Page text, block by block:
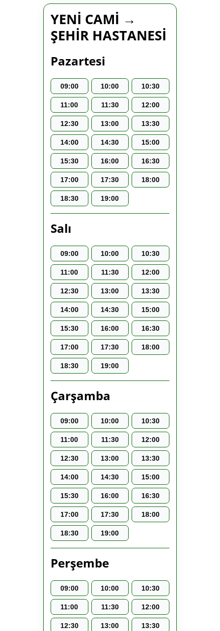
YENİ CAMİ →
ŞEHİR HASTANESİ
Pazartesi
09:00 10:00 10:30
11:00 11:30 12:00
12:30 13:00 13:30
14:00 14:30 15:00
15:30 16:00 16:30
17:00 17:30 18:00
18:30 19:00
Salı
09:00 10:00 10:30
11:00 11:30 12:00
12:30 13:00 13:30
14:00 14:30 15:00
15:30 16:00 16:30
17:00 17:30 18:00
18:30 19:00
Çarşamba
09:00 10:00 10:30
11:00 11:30 12:00
12:30 13:00 13:30
14:00 14:30 15:00
15:30 16:00 16:30
17:00 17:30 18:00
18:30 19:00
Perşembe
09:00 10:00 10:30
11:00 11:30 12:00
12:30 13:00 13:30